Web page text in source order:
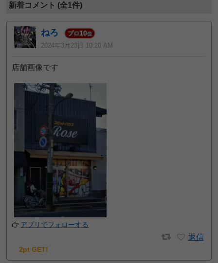
新着コメント (全1件)
ねろ プロ10位
2024年3月23日 10:20 AM
店舗画像です
アプリでフォローする
返信
2pt GET!